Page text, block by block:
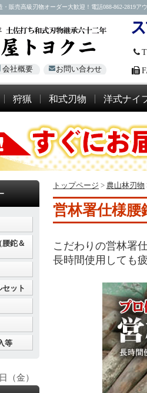
販売高級刃物オーダー大歓迎！電話088-862-2819
会社概要 お問い合わせ
狩猟 和式刃物 洋式ナイ
トップページ > 農山林刃物
営林署仕様腰
こだわりの営林署
長時間使用しても
鉈＆
セット
等
（金）